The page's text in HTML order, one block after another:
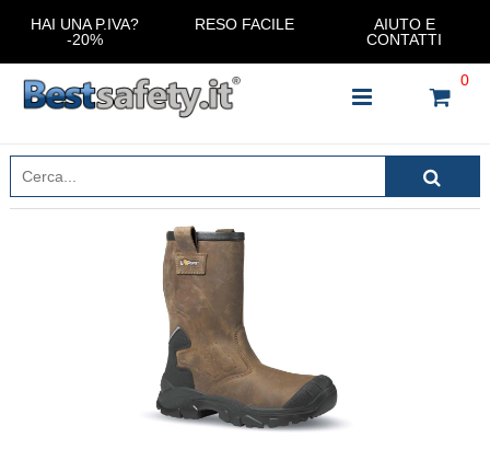
HAI UNA P.IVA?
-20%
RESO FACILE
AIUTO E
CONTATTI
0
INSERISCI IL NOME DEL PRODOTTO CHE STAI
CERCANDO
CHIUDI RICERCA